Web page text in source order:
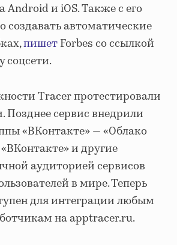
и iOS. Также с его
автоматические
пишетForbes со ссылкой
соцсети.
Tracer протестировали
Позднее сервис внедрили
«ВКонтакте» — «Облако
и другие
аудиторией сервисов
в мире. Теперь
для интеграции любым
на apptracer.ru.